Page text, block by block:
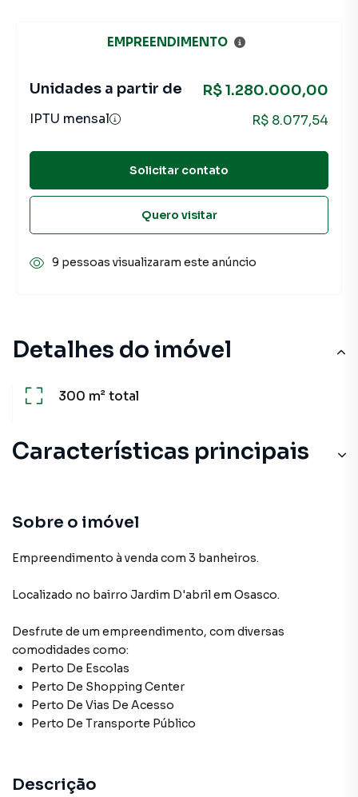
Detalhes do imóvel
300 m²total
Características principais
Sobre o imóvel
Empreendimento à venda com 3 banheiros.
Localizado no bairro Jardim D'abrilem Osasco.
Desfrute de um empreendimento, com diversas
comodidades como:
Perto De Escolas
Perto De Shopping Center
Perto De Vias De Acesso
Perto De Transporte Público
Descrição
EMPREENDIMENTO
Unidades a partir de R$ 1.280.000,00
IPTU mensal R$ 8.077,54
Solicitar contato
Quero visitar
9 pessoas visualizaram este anúncio